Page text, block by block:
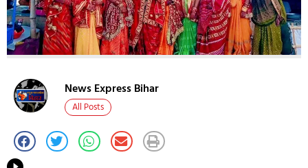
News Express Bihar
All Posts